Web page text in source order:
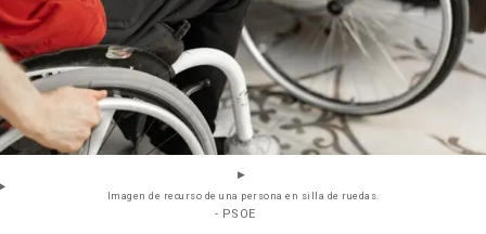
Imagen de recurso de una persona en silla de ruedas.
- PSOE